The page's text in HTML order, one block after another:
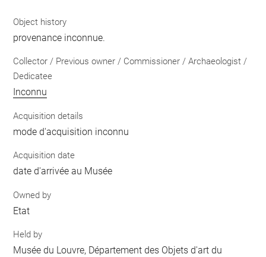
Object history
provenance inconnue.
Collector / Previous owner / Commissioner / Archaeologist /
Dedicatee
Inconnu
Acquisition details
mode d'acquisition inconnu
Acquisition date
date d'arrivée au Musée
Owned by
Etat
Held by
Musée du Louvre, Département des Objets d'art du